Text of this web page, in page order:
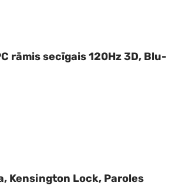
rāmis secīgais 120Hz 3D, Blu-
Kensington Lock, Paroles